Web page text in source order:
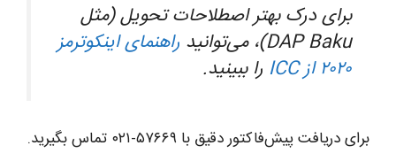
برای درک بهتر اصطلاحات تحویل (مثل
DAP Baku)، می‌توانید
راهنمای اینکوترمز
۲۰۲۰ از ICC
را ببینید.
برای دریافت پیش‌فاکتور دقیق با ۵۷۶۶۹-۰۲۱ تماس بگیرید.